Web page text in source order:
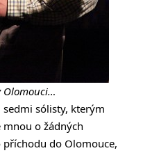
Olomouci…
sólisty, kterým
o žádných
do Olomouce,